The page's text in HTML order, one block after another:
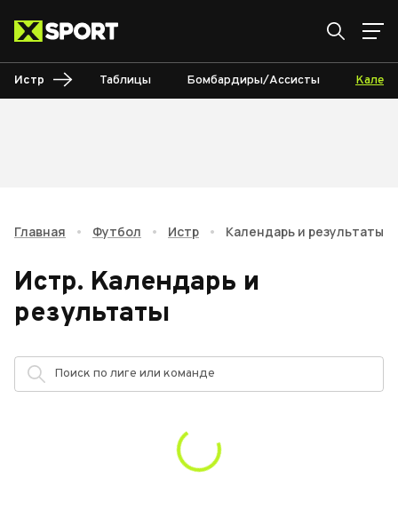
Истр Таблицы Бомбардиры/Ассисты
Главная • Футбол • Истр • Календарь и результаты
Истр. Календарь и
результаты